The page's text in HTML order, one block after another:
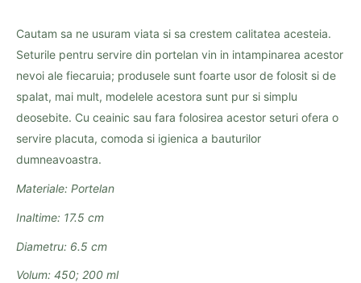
Cautam sa ne usuram viata si sa crestem calitatea acesteia.
Seturile pentru servire din portelan vin in intampinarea acestor
nevoi ale fiecaruia; produsele sunt foarte usor de folosit si de
spalat, mai mult, modelele acestora sunt pur si simplu
deosebite. Cu ceainic sau fara folosirea acestor seturi ofera o
servire placuta, comoda si igienica a bauturilor
dumneavoastra.
Materiale: Portelan
Inaltime: 17.5 cm
Diametru: 6.5 cm
Volum: 450; 200 ml